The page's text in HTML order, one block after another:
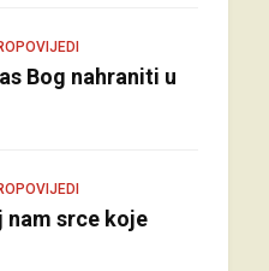
Bog nahraniti u
nam srce koje